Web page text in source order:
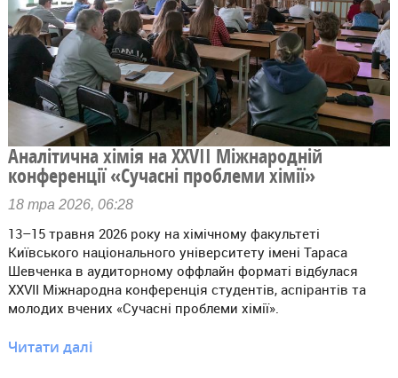
Аналітична хімія на ХХVII Міжнародній
конференції «Сучасні проблеми хімії»
18 тра 2026, 06:28
13–15 травня 2026 року на хімічному факультеті
Київського національного університету імені Тараса
Шевченка в аудиторному оффлайн форматі відбулася
ХХVII Міжнародна конференція студентів, аспірантів та
молодих вчених «Сучасні проблеми хімії».
Читати далі